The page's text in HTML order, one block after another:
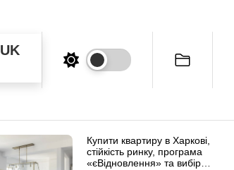
UK
Купити квартиру в Харкові,
стійкість ринку, програма
«єВідновлення» та вибір